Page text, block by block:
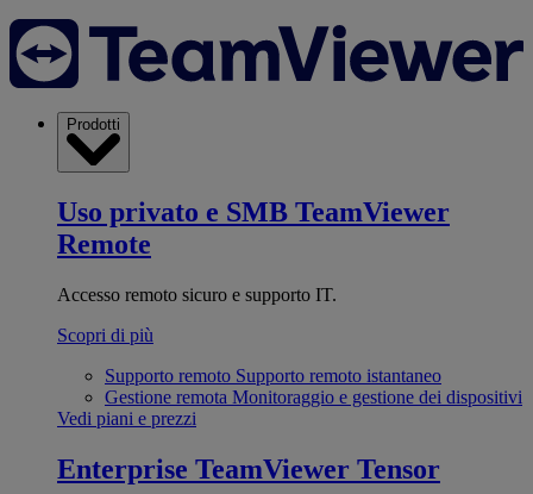
Prodotti
Uso privato e SMB TeamViewer
Remote
Accesso remoto sicuro e supporto IT.
Scopri di più
Supporto remoto Supporto remoto istantaneo
Gestione remota Monitoraggio e gestione dei dispositivi
Vedi piani e prezzi
Enterprise TeamViewer Tensor